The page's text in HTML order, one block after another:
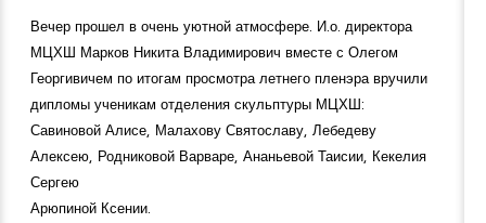
Вечер прошел в очень уютной атмосфере. И.о. директора
МЦХШ Марков Никита Владимирович вместе с Олегом
Георгивичем по итогам просмотра летнего пленэра вручили
дипломы ученикам отделения скульптуры МЦХШ:
Савиновой Алисе, Малахову Святославу, Лебедеву
Алексею, Родниковой Варваре, Ананьевой Таисии, Кекелия
Сергею
Арюпиной Ксении.